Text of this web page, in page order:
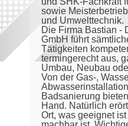
sowie
und Umwelttechnik.
Die Firma Bastian -
GmbH führt
Tätigkeiten
termingerecht aus,
Umbau, Neubau
Von der Gas-,
Badsanierung
Hand. Natürlich
Ort, was geeignet